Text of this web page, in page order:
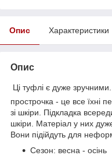
Опис Характеристики
Опис
Ці туфлі є дуже
прострочка - це все їхні
зі шкіри. Підкладка
шкіри. Матеріал у них
Вони підійдуть для
Сезон: весна - осінь